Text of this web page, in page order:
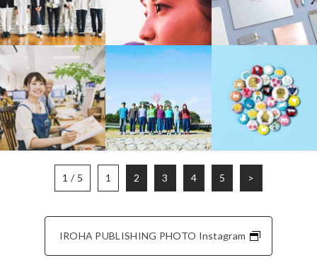
1 / 5 1 2 3 4 5 >
IROHA PUBLISHING PHOTO Instagram